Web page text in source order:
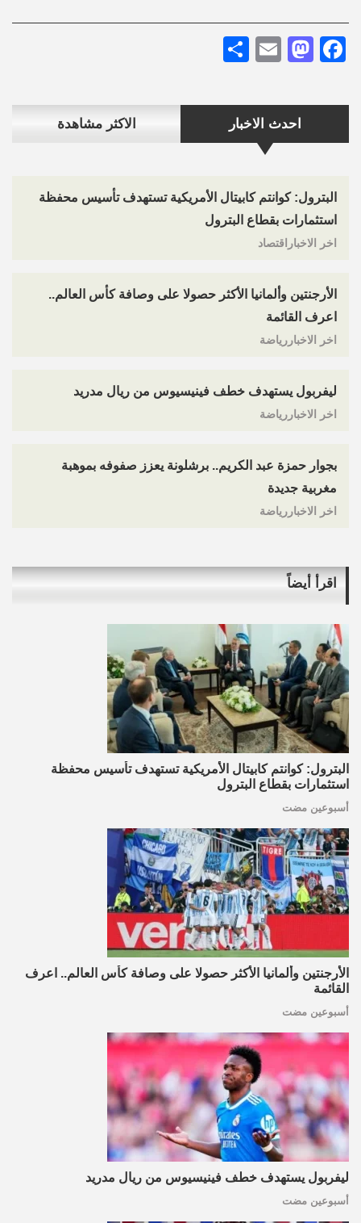
احدث الاخبار الاكثر مشاهدة
البترول: كوانتم كابيتال الأمريكية تستهدف تأسيس محفظة
استثمارات بقطاع البترول
اخر الاخباراقتصاد
الأرجنتين وألمانيا الأكثر حصولا على وصافة كأس العالم..
اعرف القائمة
اخر الاخباررياضة
ليفربول يستهدف خطف فينيسيوس من ريال مدريد
اخر الاخباررياضة
بجوار حمزة عبد الكريم.. برشلونة يعزز صفوفه بموهبة
مغربية جديدة
اخر الاخباررياضة
Facebook
Mastodon
Email
اقرأ أيضاً
البترول: كوانتم كابيتال الأمريكية تستهدف تأسيس محفظة
استثمارات بقطاع البترول
أسبوعين مضت
الأرجنتين وألمانيا الأكثر حصولا على وصافة كأس العالم.. اعرف
القائمة
أسبوعين مضت
ليفربول يستهدف خطف فينيسيوس من ريال مدريد
أسبوعين مضت